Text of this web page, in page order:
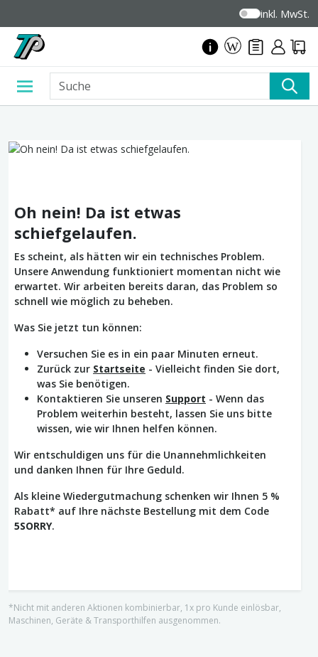
inkl. MwSt.
Oh nein! Da ist etwas
schiefgelaufen.
Es scheint, als hätten wir ein technisches Problem.
Unsere Anwendung funktioniert momentan nicht wie
erwartet. Wir arbeiten bereits daran, das Problem so
schnell wie möglich zu beheben.
Was Sie jetzt tun können:
Versuchen Sie es in ein paar Minuten erneut.
Zurück zur Startseite - Vielleicht finden Sie dort,
was Sie benötigen.
Kontaktieren Sie unseren Support - Wenn das
Problem weiterhin besteht, lassen Sie uns bitte
wissen, wie wir Ihnen helfen können.
Wir entschuldigen uns für die Unannehmlichkeiten
und danken Ihnen für Ihre Geduld.
Als kleine Wiedergutmachung schenken wir Ihnen 5 %
Rabatt* auf Ihre nächste Bestellung mit dem Code
5SORRY.
*Nicht mit anderen Aktionen kombinierbar, 1x pro Kunde einlösbar,
Maschinen, Geräte & Transporthilfen ausgenommen.